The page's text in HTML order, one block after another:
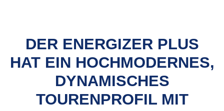
DER ENERGIZER PLUS
HAT EIN HOCHMODERNES,
DYNAMISCHES
TOURENPROFIL MIT